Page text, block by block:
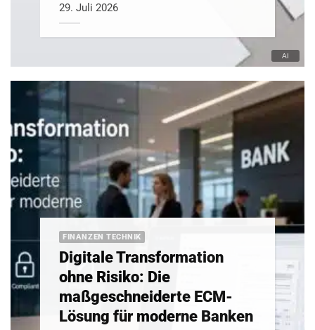
29. Juli 2026
FINANZEN TECHNIK
Digitale Transformation
ohne Risiko: Die
maßgeschneiderte ECM-
Lösung für moderne Banken